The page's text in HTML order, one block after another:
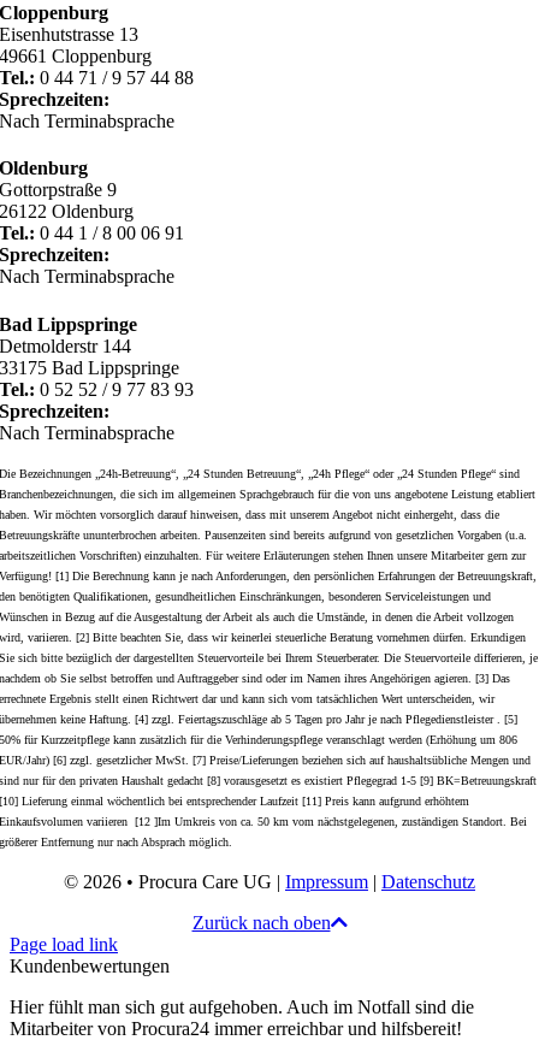
Cloppenburg
Eisenhutstrasse 13
49661 Cloppenburg
Tel.: 0 44 71 / 9 57 44 88
Sprechzeiten:
Nach Terminabsprache
Oldenburg
Gottorpstraße 9
26122 Oldenburg
Tel.: 0 44 1 / 8 00 06 91
Sprechzeiten:
Nach Terminabsprache
Bad Lippspringe
Detmolderstr 144
33175 Bad Lippspringe
Tel.: 0 52 52 / 9 77 83 93
Sprechzeiten:
Nach Terminabsprache
Die Bezeichnungen „24h-Betreuung“, „24 Stunden Betreuung“, „24h Pflege“ oder „24 Stunden Pflege“ sind
Branchenbezeichnungen, die sich im allgemeinen Sprachgebrauch für die von uns angebotene Leistung etabliert
haben. Wir möchten vorsorglich darauf hinweisen, dass mit unserem Angebot nicht einhergeht, dass die
Betreuungskräfte ununterbrochen arbeiten. Pausenzeiten sind bereits aufgrund von gesetzlichen Vorgaben (u.a.
arbeitszeitlichen Vorschriften) einzuhalten. Für weitere Erläuterungen stehen Ihnen unsere Mitarbeiter gern zur
Verfügung! [1] Die Berechnung kann je nach Anforderungen, den persönlichen Erfahrungen der Betreuungskraft,
den benötigten Qualifikationen, gesundheitlichen Einschränkungen, besonderen Serviceleistungen und
Wünschen in Bezug auf die Ausgestaltung der Arbeit als auch die Umstände, in denen die Arbeit vollzogen
wird, variieren. [2] Bitte beachten Sie, dass wir keinerlei steuerliche Beratung vornehmen dürfen. Erkundigen
Sie sich bitte bezüglich der dargestellten Steuervorteile bei Ihrem Steuerberater. Die Steuervorteile differieren, je
nachdem ob Sie selbst betroffen und Auftraggeber sind oder im Namen ihres Angehörigen agieren. [3] Das
errechnete Ergebnis stellt einen Richtwert dar und kann sich vom tatsächlichen Wert unterscheiden, wir
übernehmen keine Haftung. [4] zzgl. Feiertagszuschläge ab 5 Tagen pro Jahr je nach Pflegedienstleister . [5]
50% für Kurzzeitpflege kann zusätzlich für die Verhinderungspflege veranschlagt werden (Erhöhung um 806
EUR/Jahr) [6] zzgl. gesetzlicher MwSt. [7] Preise/Lieferungen beziehen sich auf haushaltsübliche Mengen und
sind nur für den privaten Haushalt gedacht [8] vorausgesetzt es existiert Pflegegrad 1-5 [9] BK=Betreuungskraft
[10] Lieferung einmal wöchentlich bei entsprechender Laufzeit [11] Preis kann aufgrund erhöhtem
Einkaufsvolumen variieren [12 ]Im Umkreis von ca. 50 km vom nächstgelegenen, zuständigen Standort. Bei
größerer Entfernung nur nach Absprach möglich.
© 2026 • Procura Care UG | Impressum | Datenschutz
Zurück nach oben
Page load link
Kundenbewertungen
Hier fühlt man sich gut aufgehoben. Auch im Notfall sind die
Mitarbeiter von Procura24 immer erreichbar und hilfsbereit!